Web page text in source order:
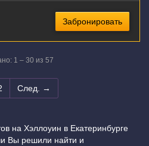
Забронировать
1 – 30 из 57
След. →
на Хэллоуин в Екатеринбурге
Вы решили найти и